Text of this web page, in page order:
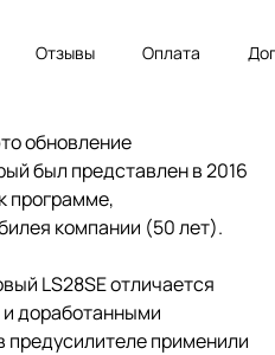
Отзывы Оплата
обновление
был представлен в 2016
программе,
компании (50 лет).
LS28SE отличается
доработанными
предусилителе применили